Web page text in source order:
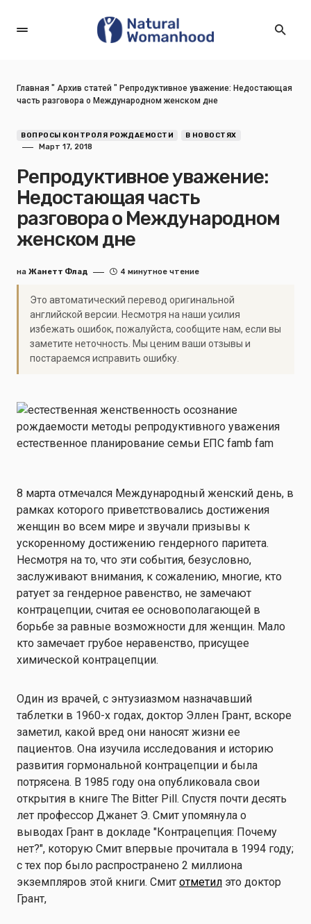
Главная " Архив статей " Репродуктивное уважение: Недостающая
часть разговора о Международном женском дне
ВОПРОСЫ КОНТРОЛЯ РОЖДАЕМОСТИ В НОВОСТЯХ
Март 17, 2018
Репродуктивное уважение:
Недостающая часть
разговора о Международном
женском дне
на Жанетт Флад 4 минутное чтение
Это автоматический перевод оригинальной
английской версии. Несмотря на наши усилия
избежать ошибок, пожалуйста, сообщите нам, если вы
заметите неточность. Мы ценим ваши отзывы и
постараемся исправить ошибку.
8 марта отмечался Международный женский день, в
рамках которого приветствовались достижения
женщин во всем мире и звучали призывы к
ускоренному достижению гендерного паритета.
Несмотря на то, что эти события, безусловно,
заслуживают внимания, к сожалению, многие, кто
ратует за гендерное равенство, не замечают
контрацепции, считая ее основополагающей в
борьбе за равные возможности для женщин. Мало
кто замечает грубое неравенство, присущее
химической контрацепции.
Один из врачей, с энтузиазмом назначавший
таблетки в 1960-х годах, доктор Эллен Грант, вскоре
заметил, какой вред они наносят жизни ее
пациентов. Она изучила исследования и историю
развития гормональной контрацепции и была
потрясена. В 1985 году она опубликовала свои
открытия в книге The Bitter Pill. Спустя почти десять
лет профессор Джанет Э. Смит упомянула о
выводах Грант в докладе "Контрацепция: Почему
нет?", которую Смит впервые прочитала в 1994 году;
с тех пор было распространено 2 миллиона
экземпляров этой книги. Смит отметил это доктор
Грант,